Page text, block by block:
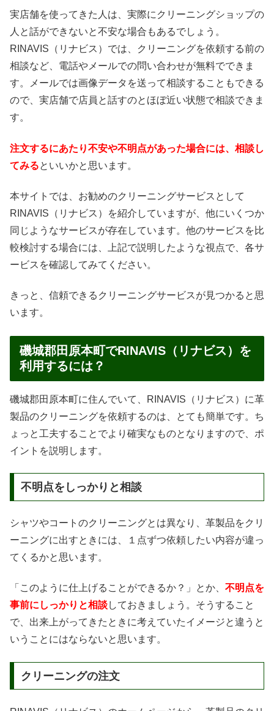
実店舗を使ってきた人は、実際にクリーニングショップの
人と話ができないと不安な場合もあるでしょう。
RINAVIS（リナビス）では、クリーニングを依頼する前の
相談など、電話やメールでの問い合わせが無料でできま
す。メールでは画像データを送って相談することもできる
ので、実店舗で店員と話すのとほぼ近い状態で相談できま
す。
注文するにあたり不安や不明点があった場合には、相談し
てみるといいかと思います。
本サイトでは、お勧めのクリーニングサービスとして
RINAVIS（リナビス）を紹介していますが、他にいくつか
同じようなサービスが存在しています。他のサービスを比
較検討する場合には、上記で説明したような視点で、各サ
ービスを確認してみてください。
きっと、信頼できるクリーニングサービスが見つかると思
います。
磯城郡田原本町でRINAVIS（リナビス）を
利用するには？
磯城郡田原本町に住んでいて、RINAVIS（リナビス）に革
製品のクリーニングを依頼するのは、とても簡単です。ち
ょっと工夫することでより確実なものとなりますので、ポ
イントを説明します。
不明点をしっかりと相談
シャツやコートのクリーニングとは異なり、革製品をクリ
ーニングに出すときには、１点ずつ依頼したい内容が違っ
てくるかと思います。
「このように仕上げることができるか？」とか、 不明点を
事前にしっかりと相談しておきましょう。そうすること
で、出来上がってきたときに考えていたイメージと違うと
いうことにはならないと思います。
クリーニングの注文